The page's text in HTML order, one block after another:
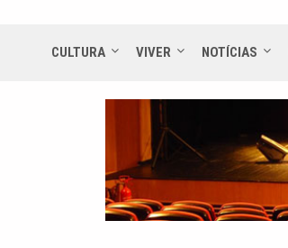
CULTURA VIVER NOTÍCIAS